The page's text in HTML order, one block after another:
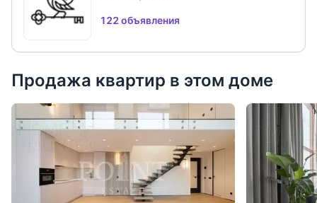
122 объявления
Продажа квартир в этом доме